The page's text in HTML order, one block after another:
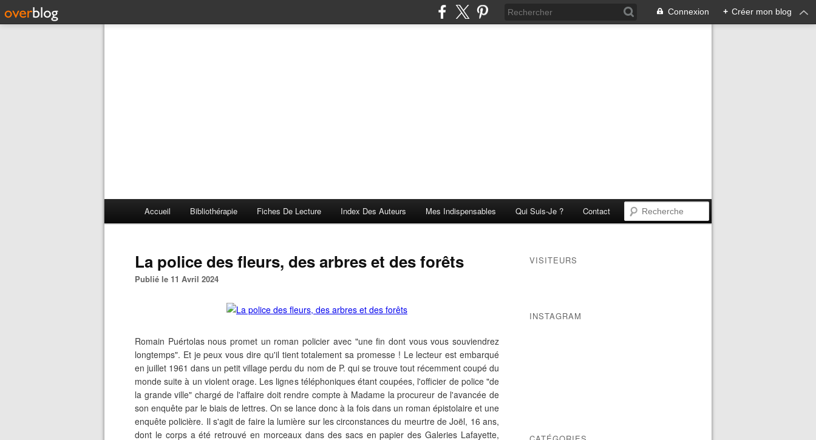
Connexion + Créer mon blog
Accueil Bibliothérapie Fiches De Lecture Index Des Auteurs Mes Indispensables Qui Suis-Je ? Contact
La police des fleurs, des arbres et des forêts
Publié le 11 Avril 2024
Romain Puértolas nous promet un roman policier avec "une fin dont vous vous souviendrez
longtemps". Et je peux vous dire qu'il tient totalement sa promesse ! Le lecteur est embarqué
en juillet 1961 dans un petit village perdu du nom de P. qui se trouve tout récemment coupé du
monde suite à un violent orage. Les lignes téléphoniques étant coupées, l'officier de police "de
la grande ville" chargé de l'affaire doit rendre compte à Madame la procureur de l'avancée de
son enquête par le biais de lettres. On se lance donc à la fois dans un roman épistolaire et une
enquête policière. Il s'agit de faire la lumière sur les circonstances du meurtre de Joël, 16 ans,
dont le corps a été retrouvé en morceaux dans des sacs en papier des Galeries Lafayette,
VISITEURS
INSTAGRAM